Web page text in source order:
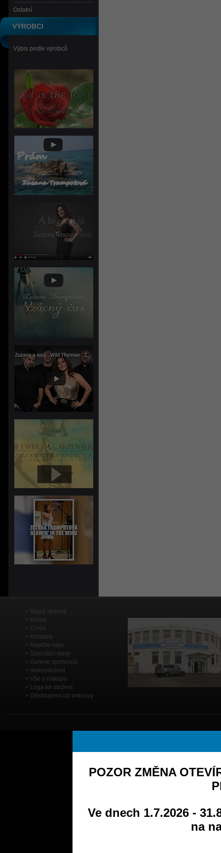
Ostatní
VÝROBCI
Výpis podle výrobců
Mapa stránek
Home
O nás
Kontakty
Napište nám
Speciální slevy
Galerie sportovců
Velkoobchod
Vše o nákupu
Loga ke stažení
Odstoupení od smlouvy
POZOR ZMĚNA
Ve dnech 1.7.2026 -
na